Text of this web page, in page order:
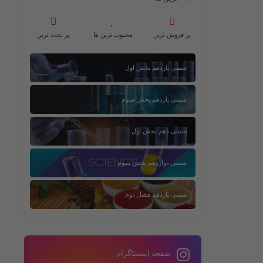
پر فروش ترین محبوب ترین ها پر بحث ترین
شیمی یازدهم بخش اول
شیمی یازدهم بخش سوم
شیمی دهم بخش اول
شیمی دوازدهم بخش سوم
شیمی یازدهم فصل دوم
صفحه اینستاگرام